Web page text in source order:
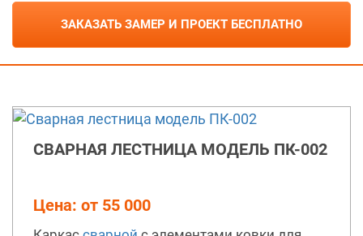
оценку удобства лестницы для эксплуатации.
Если у вас остались вопросы, наши менджеры с
радостью ответят на них. Поверьте, наши цены,
Вас приятно удивят!
ЗАКАЗАТЬ ЗАМЕР И ПРОЕКТ БЕСПЛАТНО
СВАРНАЯ ЛЕСТНИЦА МОДЕЛЬ ПК-002
Цена: от 55 000